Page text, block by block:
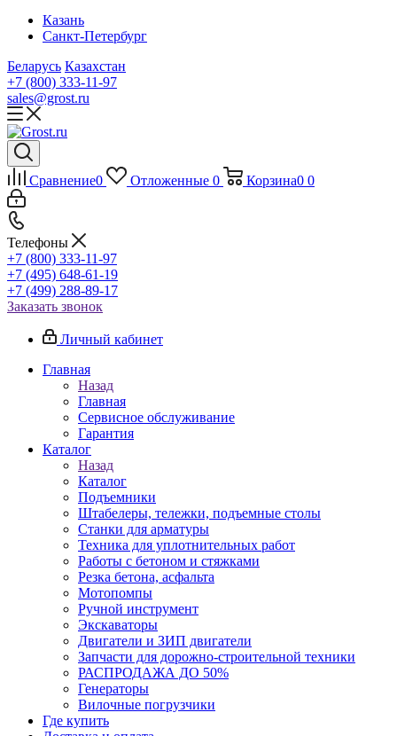
Казань
Санкт-Петербург
Беларусь Казахстан
+7 (800) 333-11-97
sales@grost.ru
Сравнение0 Отложенные 0 Корзина0 0
Телефоны
+7 (800) 333-11-97
+7 (495) 648-61-19
+7 (499) 288-89-17
Заказать звонок
Личный кабинет
Главная
Назад
Главная
Сервисное обслуживание
Гарантия
Каталог
Назад
Каталог
Подъемники
Штабелеры, тележки, подъемные столы
Станки для арматуры
Техника для уплотнительных работ
Работы с бетоном и стяжками
Резка бетона, асфальта
Мотопомпы
Ручной инструмент
Экскаваторы
Двигатели и ЗИП двигатели
Запчасти для дорожно-строительной техники
РАСПРОДАЖА ДО 50%
Генераторы
Вилочные погрузчики
Где купить